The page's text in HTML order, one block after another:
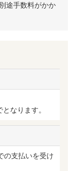
途手数料がかか
なります。
の支払いを受け